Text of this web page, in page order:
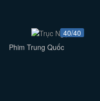
40/40
Phim Trung Quốc